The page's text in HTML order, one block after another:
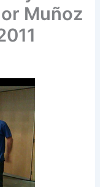
Muñoz